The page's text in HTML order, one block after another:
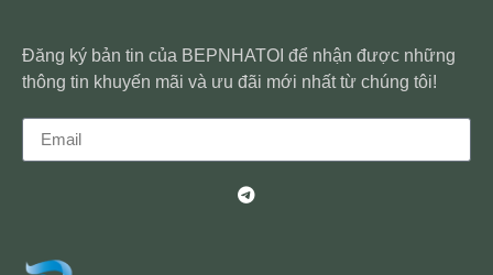
Đăng ký bản tin của BEPNHATOI để nhận được những
thông tin khuyến mãi và ưu đãi mới nhất từ chúng tôi!